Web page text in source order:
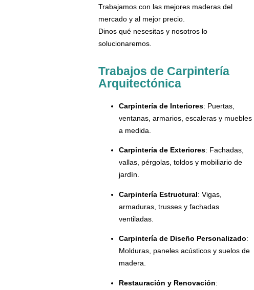
Trabajamos con las mejores maderas del
mercado y al mejor precio.
Dinos qué nesesitas y nosotros lo
solucionaremos.
Trabajos de Carpintería
Arquitectónica
Carpintería de Interiores: Puertas,
ventanas, armarios, escaleras y muebles
a medida.
Carpintería de Exteriores: Fachadas,
vallas, pérgolas, toldos y mobiliario de
jardín.
Carpintería Estructural: Vigas,
armaduras, trusses y fachadas
ventiladas.
Carpintería de Diseño Personalizado:
Molduras, paneles acústicos y suelos de
madera.
Restauración y Renovación: